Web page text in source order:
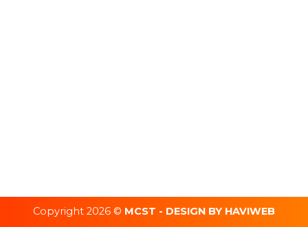
Copyright 2026 © MCST - DESIGN BY HAVIWEB